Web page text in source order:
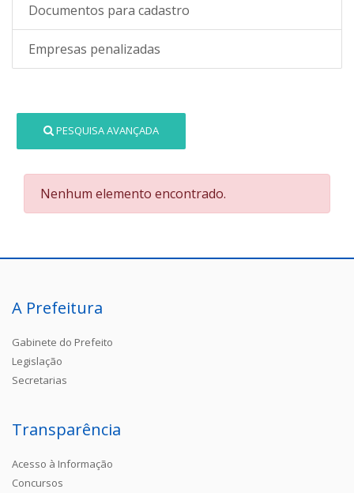
Documentos para cadastro
Empresas penalizadas
PESQUISA AVANÇADA
Nenhum elemento encontrado.
A Prefeitura
Gabinete do Prefeito
Legislação
Secretarias
Transparência
Acesso à Informação
Concursos